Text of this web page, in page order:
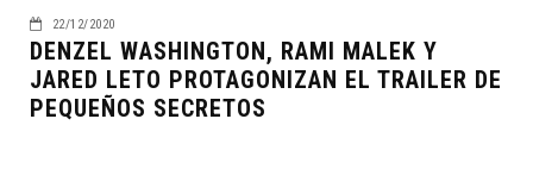
22/12/2020
DENZEL WASHINGTON, RAMI MALEK Y
JARED LETO PROTAGONIZAN EL TRAILER DE
PEQUEÑOS SECRETOS